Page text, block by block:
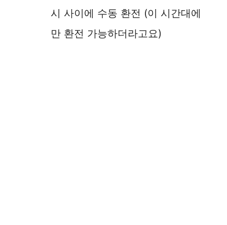
시 사이에 수동 환전 (이 시간대에
만 환전 가능하더라고요)